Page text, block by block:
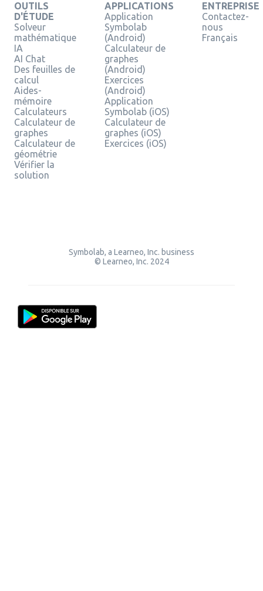
OUTILS
D'ÉTUDE
Solveur
mathématique
IA
AI Chat
Des feuilles de
calcul
Aides-
mémoire
Calculateurs
Calculateur de
graphes
Calculateur de
géométrie
Vérifier la
solution
APPLICATIONS
Application
Symbolab
(Android)
Calculateur de
graphes
(Android)
Exercices
(Android)
Application
Symbolab (iOS)
Calculateur de
graphes (iOS)
Exercices (iOS)
ENTREPRISE
Contactez-
nous
Français
Symbolab, a Learneo, Inc. business
© Learneo, Inc. 2024